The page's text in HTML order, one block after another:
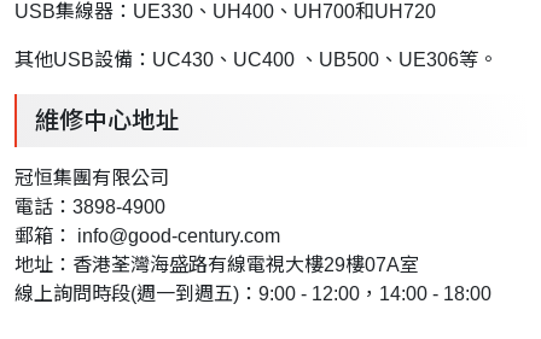
USB集線器：UE330、UH400、UH700和UH720
其他USB設備：UC430、UC400 、UB500、UE306等。
維修中心地址
冠恒集團有限公司
電話：3898-4900
郵箱： info@good-century.com
地址：香港荃灣海盛路有線電視大樓29樓07A室
線上詢問時段(週一到週五)：9:00 - 12:00，14:00 - 18:00